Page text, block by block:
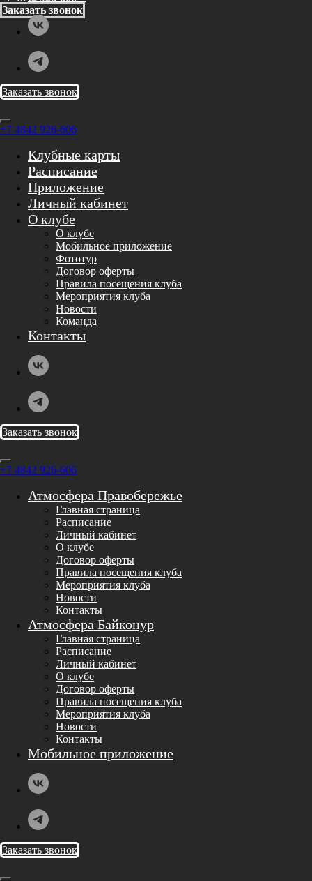
Заказать звонок
Заказать звонок
+7 4842 926-606
Клубные карты
Расписание
Приложение
Личный кабинет
О клубе
О клубе
Мобильное приложение
Фототур
Договор оферты
Правила посещения клуба
Мероприятия клуба
Новости
Команда
Контакты
Заказать звонок
+7 4842 926-606
Атмосфера Правобережье
Главная страница
Расписание
Личный кабинет
О клубе
Договор оферты
Правила посещения клуба
Мероприятия клуба
Новости
Контакты
Атмосфера Байконур
Главная страница
Расписание
Личный кабинет
О клубе
Договор оферты
Правила посещения клуба
Мероприятия клуба
Новости
Контакты
Мобильное приложение
Заказать звонок